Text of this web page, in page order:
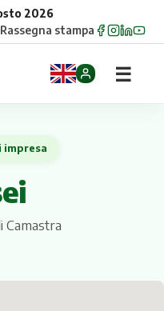
2026
Rassegna stampa
☰
impresa
Camastra